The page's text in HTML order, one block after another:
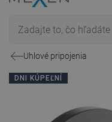
Uhlové pripojenia
DNI KÚPEĽNÍ